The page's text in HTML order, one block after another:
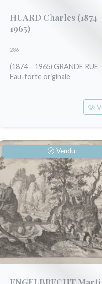
HUARD Charles (1874
1965)
286
(1874 – 1965) GRANDE RUE
Eau-forte originale
Vendu
ENGELBRECHT